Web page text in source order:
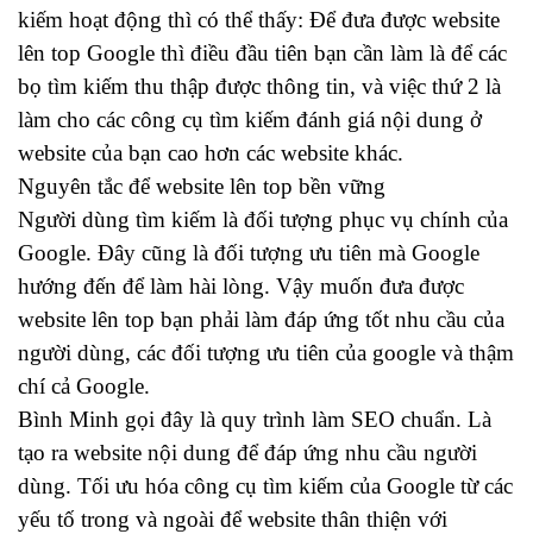
kiếm hoạt động thì có thể thấy: Để đưa được website
lên top Google thì điều đầu tiên bạn cần làm là để các
bọ tìm kiếm thu thập được thông tin, và việc thứ 2 là
làm cho các công cụ tìm kiếm đánh giá nội dung ở
website của bạn cao hơn các website khác.
Nguyên tắc để website lên top bền vững
Người dùng tìm kiếm là đối tượng phục vụ chính của
Google. Đây cũng là đối tượng ưu tiên mà Google
hướng đến để làm hài lòng. Vậy muốn đưa được
website lên top bạn phải làm đáp ứng tốt nhu cầu của
người dùng, các đối tượng ưu tiên của google và thậm
chí cả Google.
Bình Minh gọi đây là quy trình làm SEO chuẩn. Là
tạo ra website nội dung để đáp ứng nhu cầu người
dùng. Tối ưu hóa công cụ tìm kiếm của Google từ các
yếu tố trong và ngoài để website thân thiện với